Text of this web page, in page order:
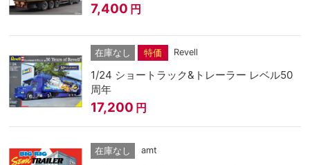
7,400 円
在庫なし 特価 Revell
1/24 ショートラック&トレーラー レベル50
周年
17,200 円
在庫なし amt